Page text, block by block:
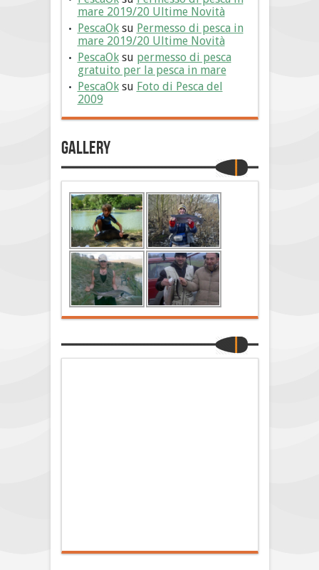
mare 2019/20 Ultime Novità
PescaOksu Permesso di pesca in
mare 2019/20 Ultime Novità
PescaOksu permesso di pesca
gratuito per la pesca in mare
PescaOksu Foto di Pesca del
2009
Gallery